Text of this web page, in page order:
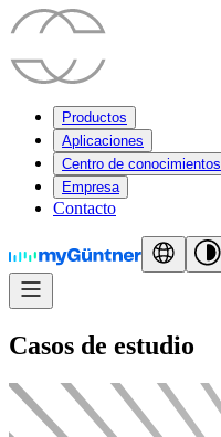
Productos
Aplicaciones
Centro de conocimientos
Empresa
Contacto
Casos de estudio